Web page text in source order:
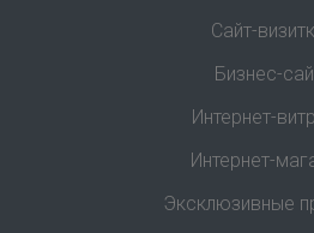
Сайт-
Бизнес-
Интернет-
Интернет-
Эксклюзивные